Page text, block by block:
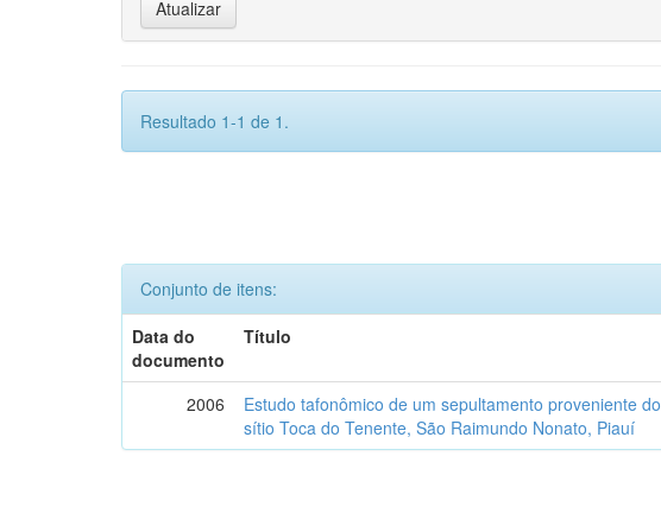
Resultado 1-1 de 1.
Conjunto de itens:
Data do
documento
Título
2006
Estudo tafonômico de um sepultamento proveniente do
sítio Toca do Tenente, São Raimundo Nonato, Piauí